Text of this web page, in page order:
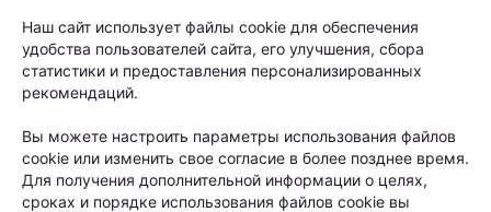
в определенных зонах, но сам процесс
облысения может продолжаться.
Именно поэтому после операции работа с
волосами не заканчивается. В первые недели
после пересадки необходимо строго соблюдать
Наш сайт использует файлы cookie для обеспечения
удобства пользователей сайта, его улучшения, сбора
статистики и предоставления персонализированных
рекомендаций.
Вы можете настроить параметры использования файлов
cookie или изменить свое согласие в более позднее время.
Для получения дополнительной информации о целях,
сроках и порядке использования файлов cookie вы